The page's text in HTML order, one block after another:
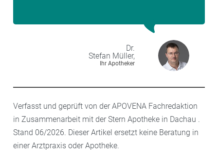
Dr.
Stefan Müller,
Ihr Apotheker
Verfasst und geprüft von der APOVENA Fachredaktion
in Zusammenarbeit mit der Stern Apotheke in Dachau .
Stand 06/2026. Dieser Artikel ersetzt keine Beratung in
einer Arztpraxis oder Apotheke.